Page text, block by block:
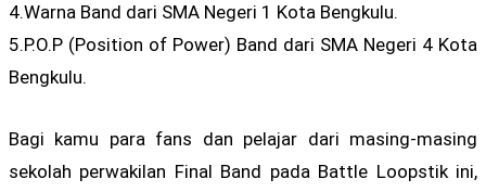
4.Warna Band dari SMA Negeri 1 Kota Bengkulu.
5.P.O.P (Position of Power) Band dari SMA Negeri 4 Kota
Bengkulu.
Bagi kamu para fans dan pelajar dari masing-masing
sekolah perwakilan Final Band pada Battle Loopstik ini,